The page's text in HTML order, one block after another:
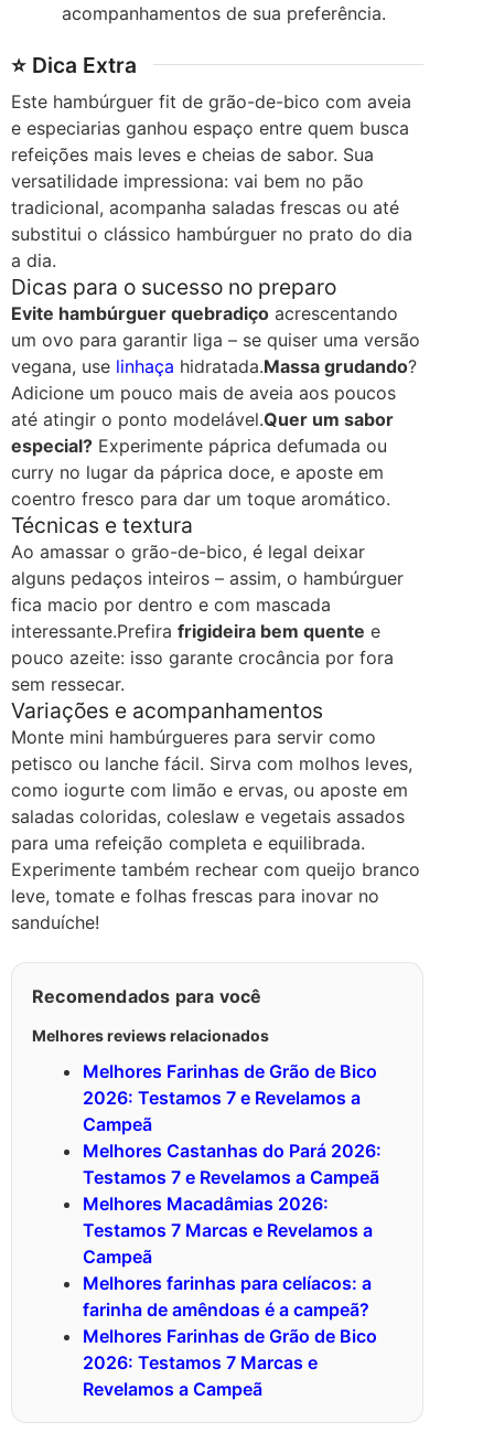
acompanhamentos de sua preferência.
⭐ Dica Extra
Este hambúrguer fit de grão-de-bico com aveia
e especiarias ganhou espaço entre quem busca
refeições mais leves e cheias de sabor. Sua
versatilidade impressiona: vai bem no pão
tradicional, acompanha saladas frescas ou até
substitui o clássico hambúrguer no prato do dia
a dia.
Dicas para o sucesso no preparo
Evite hambúrguer quebradiço acrescentando
um ovo para garantir liga – se quiser uma versão
vegana, use linhaça hidratada.Massa grudando?
Adicione um pouco mais de aveia aos poucos
até atingir o ponto modelável.Quer um sabor
especial? Experimente páprica defumada ou
curry no lugar da páprica doce, e aposte em
coentro fresco para dar um toque aromático.
Técnicas e textura
Ao amassar o grão-de-bico, é legal deixar
alguns pedaços inteiros – assim, o hambúrguer
fica macio por dentro e com mascada
interessante.Prefira frigideira bem quente e
pouco azeite: isso garante crocância por fora
sem ressecar.
Variações e acompanhamentos
Monte mini hambúrgueres para servir como
petisco ou lanche fácil. Sirva com molhos leves,
como iogurte com limão e ervas, ou aposte em
saladas coloridas, coleslaw e vegetais assados
para uma refeição completa e equilibrada.
Experimente também rechear com queijo branco
leve, tomate e folhas frescas para inovar no
sanduíche!
Recomendados para você
Melhores reviews relacionados
Melhores Farinhas de Grão de Bico
2026: Testamos 7 e Revelamos a
Campeã
Melhores Castanhas do Pará 2026:
Testamos 7 e Revelamos a Campeã
Melhores Macadâmias 2026:
Testamos 7 Marcas e Revelamos a
Campeã
Melhores farinhas para celíacos: a
farinha de amêndoas é a campeã?
Melhores Farinhas de Grão de Bico
2026: Testamos 7 Marcas e
Revelamos a Campeã